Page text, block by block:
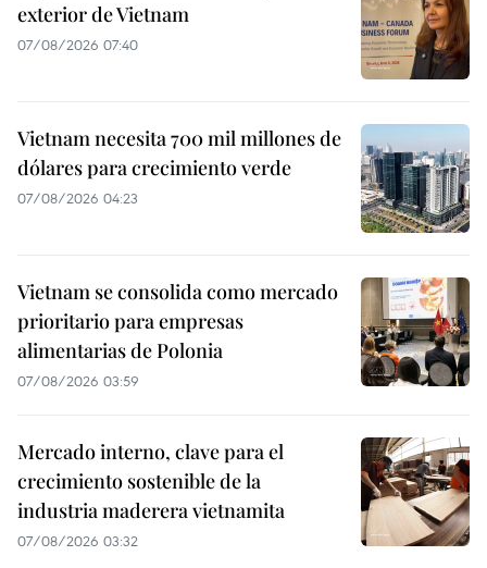
exterior de Vietnam
07/08/2026 07:40
Vietnam necesita 700 mil millones de
dólares para crecimiento verde
07/08/2026 04:23
Vietnam se consolida como mercado
prioritario para empresas
alimentarias de Polonia
07/08/2026 03:59
Mercado interno, clave para el
crecimiento sostenible de la
industria maderera vietnamita
07/08/2026 03:32